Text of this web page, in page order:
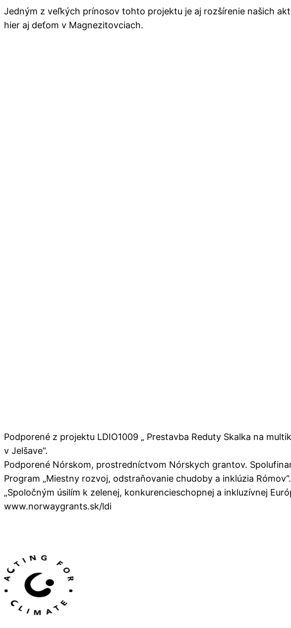
Jedným z veľkých prínosov tohto projektu je aj rozšírenie našich
hier aj deťom v Magnezitovciach.
Podporené z projektu LDIO1009 „ Prestavba Reduty Skalka na
v Jelšave“.
Podporené Nórskom, prostredníctvom Nórskych grantov.
Program „Miestny rozvoj, odstraňovanie chudoby a inklúzia Rómov“.
„Spoločným úsilím k zelenej, konkurencieschopnej a inkluzívnej
www.norwaygrants.sk/ldi